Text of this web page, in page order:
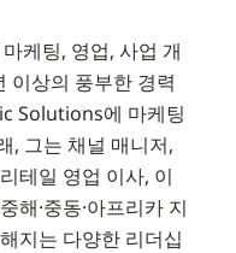
케팅, 영업, 사업 개
이상의 풍부한 경력
Solutions에 마케팅
, 그는 채널 매니저,
테일 영업 이사, 이
해·중동·아프리카 지
지는 다양한 리더십